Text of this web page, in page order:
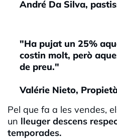
André Da Silva,
"Ha pujat un 25%
costin molt, però
de preu."
Valérie Nieto,
Pel que fa a les vendes,
un lleuger descens
temporades.